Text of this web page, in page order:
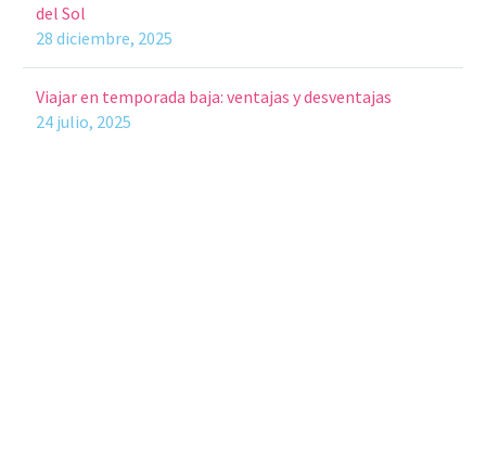
del Sol
28 diciembre, 2025
Viajar en temporada baja: ventajas y desventajas
24 julio, 2025